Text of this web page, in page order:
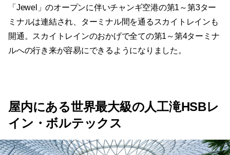
「Jewel」のオープンに伴いチャンギ空港の第1～第3ター
ミナルは連結され、ターミナル間を通るスカイトレインも
開通。スカイトレインのおかげで全ての第1～第4ターミナ
ルへの行き来が容易にできるようになりました。
屋内にある世界最大級の人工滝HSBレ
イン・ボルテックス